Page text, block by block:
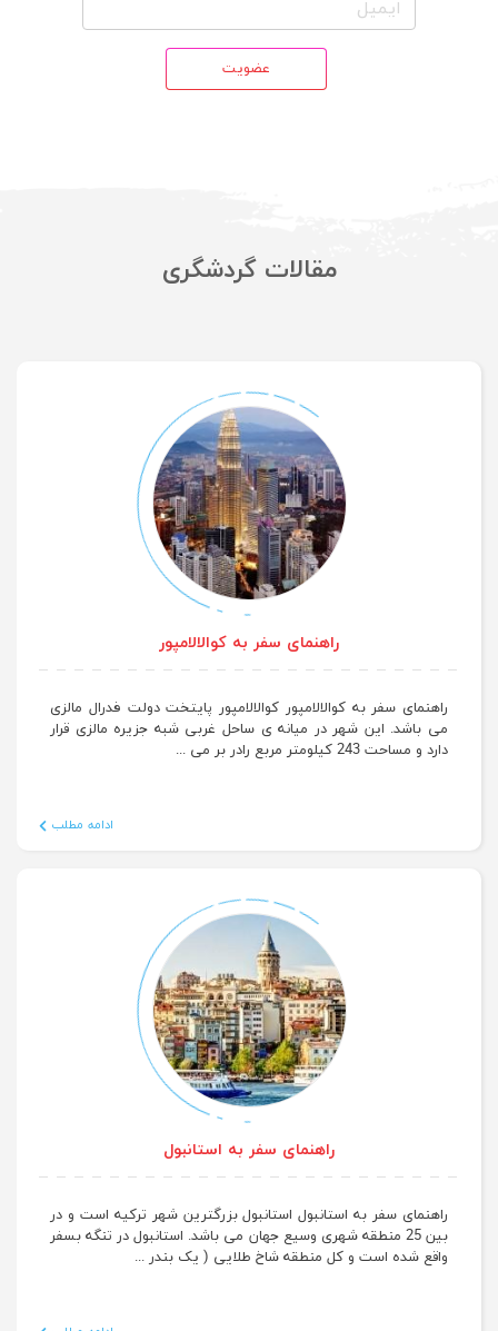
عضویت
مقالات گردشگری
راهنمای سفر به کوالالامپور
راهنمای سفر به کوالالامپور کوالالامپور پایتخت دولت فدرال مالزی
می باشد. این شهر در میانه ی ساحل غربی شبه جزیره مالزی قرار
دارد و مساحت 243 کیلومتر مربع رادر بر می ...
ادامه مطلب
راهنمای سفر به استانبول
راهنمای سفر به استانبول استانبول بزرگترین شهر ترکیه است و در
بین 25 منطقه شهری وسیع جهان می باشد. استانبول در تنگه بسفر
واقع شده است و کل منطقه شاخ طلایی ( یک بندر ...